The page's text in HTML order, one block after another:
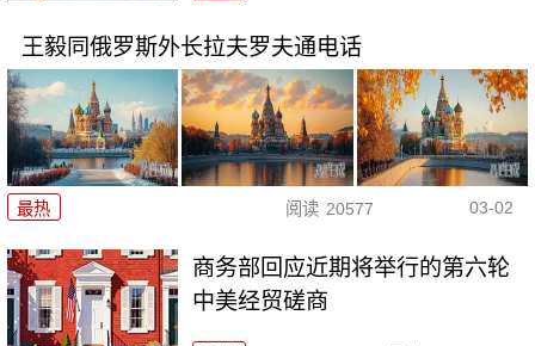
王毅同俄罗斯外长拉夫罗夫通电话
最热 阅读 20577 03-02
商务部回应近期将举行的第六轮
中美经贸磋商